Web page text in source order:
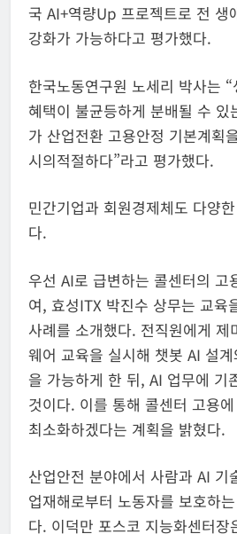
국 AI+역량Up 프로젝트로 전 생
강화가 가능하다고 평가했다.
한국노동연구원 노세리 박사는
혜택이 불균등하게 분배될 수 있
가 산업전환 고용안정 기본계획
시의적절하다”라고 평가했다.
민간기업과 회원경제체도 다양
다.
우선 AI로 급변하는 콜센터의 고
여, 효성ITX 박진수 상무는 교육
사례를 소개했다. 전직원에게 제
웨어 교육을 실시해 챗봇 AI 설
을 가능하게 한 뒤, AI 업무에 기
것이다. 이를 통해 콜센터 고용
최소화하겠다는 계획을 밝혔다.
산업안전 분야에서 사람과 AI 기
업재해로부터 노동자를 보호하
다. 이덕만 포스코 지능화센터장